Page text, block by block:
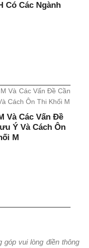
Có Các Ngành
Và Các Vấn Đề
Ý Và Cách Ôn
M
vui lòng điền thông